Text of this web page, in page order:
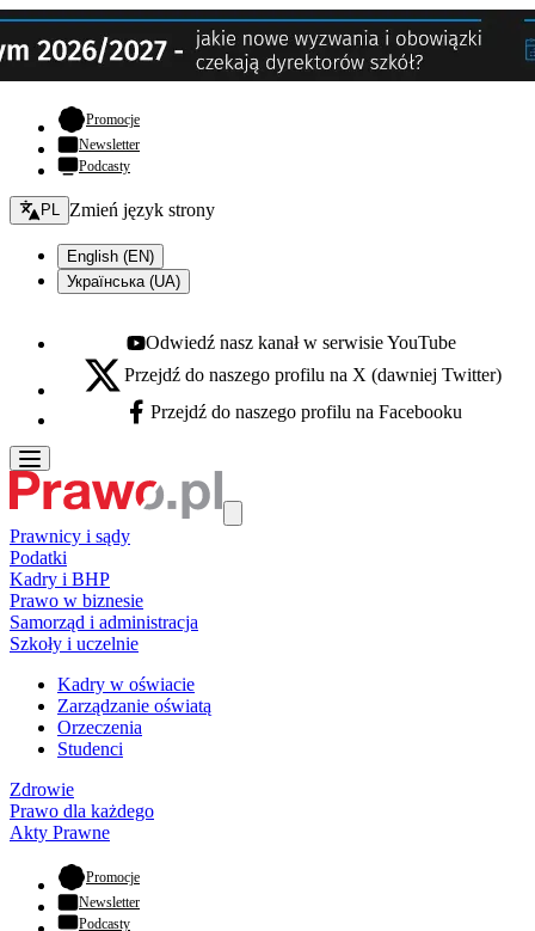
Promocje- otwiera się w nowej karcie
Newsletter
Podcasty
Zmień język - bieżący:
PL Zmień język strony
English (EN)
Українська (UA)
Youtube - otwiera się w nowej karcie
Odwiedź nasz kanał w serwisie YouTube
X - otwiera się w nowej karcie
Przejdź do naszego profilu na X (dawniej Twitter)
Facebook - otwiera się w nowej karcie
Przejdź do naszego profilu na Facebooku
Prawnicy i sądy
Podatki
Kadry i BHP
Prawo w biznesie
Samorząd i administracja
Szkoły i uczelnie
Kadry w oświacie
Zarządzanie oświatą
Orzeczenia
Studenci
Zdrowie
Prawo dla każdego
Akty Prawne
Promocje- otwiera się w nowej karcie
Newsletter
Podcasty